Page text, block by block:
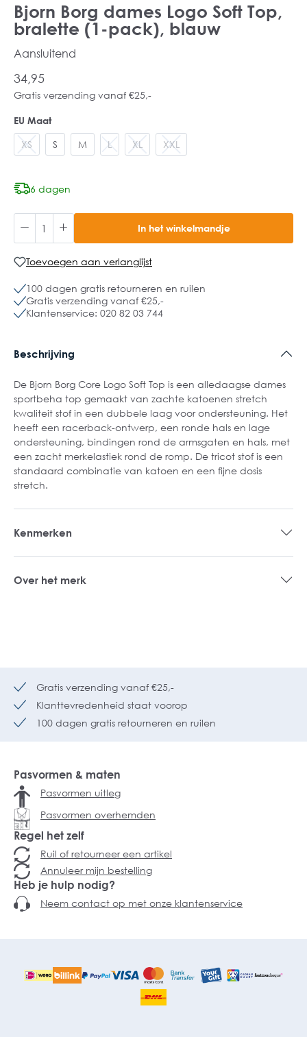
Bjorn Borg dames Logo Soft Top,
bralette (1-pack), blauw
Aansluitend
34,95
Gratis verzending vanaf €25,-
EU Maat
XS S M L XL XXL
6 dagen
In het winkelmandje
Toevoegen aan verlanglijst
100 dagen gratis retourneren en ruilen
Gratis verzending vanaf €25,-
Klantenservice: 020 82 03 744
Beschrijving
De Bjorn Borg Core Logo Soft Top is een alledaagse dames
sportbeha top gemaakt van zachte katoenen stretch
kwaliteit stof in een dubbele laag voor ondersteuning. Het
heeft een racerback-ontwerp, een ronde hals en lage
ondersteuning, bindingen rond de armsgaten en hals, met
een zacht merkelastiek rond de romp. De tricot stof is een
standaard combinatie van katoen en een fijne dosis
stretch.
Kenmerken
Over het merk
Gratis verzending vanaf €25,-
Klanttevredenheid staat voorop
100 dagen gratis retourneren en ruilen
Pasvormen & maten
Pasvormen uitleg
Pasvormen overhemden
Regel het zelf
Ruil of retourneer een artikel
Annuleer mijn bestelling
Heb je hulp nodig?
Neem contact op met onze klantenservice